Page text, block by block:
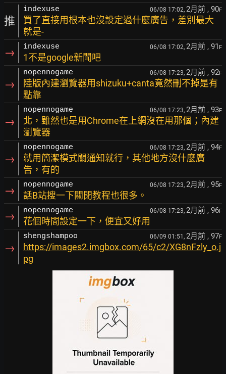
推
indexuse 06/08 17:02, 2月前 , 90F
買了直接用根本也沒設定過什麼廣告，差別最大
就是-
→ indexuse 06/08 17:02, 2月前 , 91 F
1不是google新聞吧
→
nopennogame 06/08 17:23, 2月前 , 92F
陸版內建瀏覽器用shizuku+canta竟然刪不掉是有
點靠
→
nopennogame 06/08 17:23, 2月前 , 93F
北，雖然也是用Chrome在上網沒在用那個；內建
瀏覽器
→
nopennogame 06/08 17:23, 2月前 , 94F
就用簡潔模式關通知就行，其他地方沒什麼廣
告，有的
→ nopennogame 06/08 17:23, 2月前 , 95F
話B站搜一下關閉教程也很多。
→ nopennogame 06/08 17:23, 2月前 , 96F
花個時間設定一下，便宜又好用
→
shengshampoo 06/09 01:51, 2月前 , 97F
https://images2.imgbox.com/65/c2/XG8nFzly_o.j
pg